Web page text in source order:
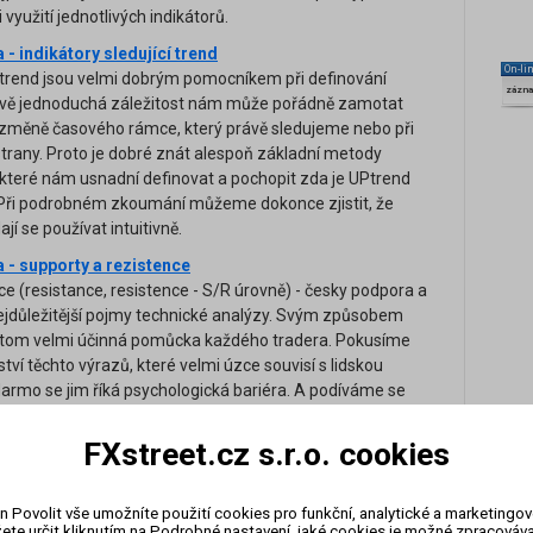
jednotlivých indikátorů.
- indikátory sledující trend
jsou velmi dobrým pomocníkem při definování
jednoduchá záležitost nám může pořádně zamotat
časového rámce, který právě sledujeme nebo při
Proto je dobré znát alespoň základní metody
nám usnadní definovat a pochopit zda je UPtrend
podrobném zkoumání můžeme dokonce zjistit, že
se používat intuitivně.
- supporty a rezistence
(resistance, resistence - S/R úrovně) - česky podpora a
pojmy technické analýzy. Svým způsobem
velmi účinná pomůcka každého tradera. Pokusíme
těchto výrazů, které velmi úzce souvisí s lidskou
se jim říká psychologická bariéra. A podíváme se
II. - trendy a trendline
tradera. Dnes se podíváme na typy trendů a
čáry. Trendová čára může občas být výrazem
On-
FXstreet.cz s.r.o. cookies
Povolit vše umožníte použití cookies pro funkční, analytické a